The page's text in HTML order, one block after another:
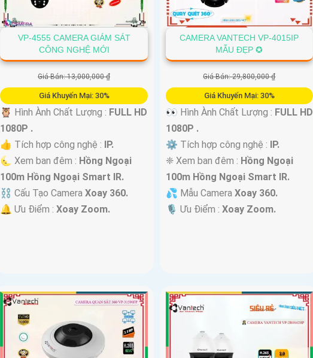
VP-4555 CAMERA GIÁM SÁT
CÔNG NGHỆ MỚI
Giá Bán: 13,000,000 ₫
Giá Khuyến Mại: 30%
🦉 Hình Ành Chất Lượng : FULL HD
1080P .
👍 Tích hợp công nghệ : IP.
🌜 Xem ban đêm : Hồng Ngoại
100m Hồng Ngoại Smart IR.
⛓ Cấu Tạo CameraXoay 360.
️🔔 Ưu Điểm :Xoay Zoom.
CAMERA VANTECH VP-4015IP
MẪU ĐẸP ✪
Giá Bán: 29,800,000 ₫
Giá Khuyến Mại: 30%
👀 Hình Ành Chất Lượng : FULL HD
1080P .
⚙ Tích hợp công nghệ : IP.
❈ Xem ban đêm : Hồng Ngoại
100m Hồng Ngoại Smart IR.
💦 Mẫu Camera Xoay 360.
️🎙 Ưu Điểm : Xoay Zoom.